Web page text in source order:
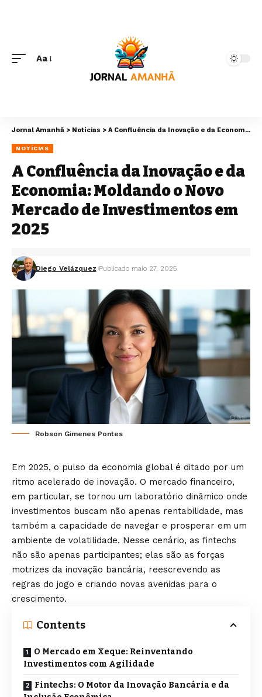
Aa
Jornal Amanhã > Notícias > A Confluência da Inovação e da Economia: Moldando o Novo Mercado de Investimentos em 2025
NOTÍCIAS
A Confluência da Inovação e da
Economia: Moldando o Novo
Mercado de Investimentos em
2025
Diego Velázquez Publicado maio 27, 2025
Robson Gimenes Pontes
Em 2025, o pulso da economia global é ditado por um
ritmo acelerado de inovação. O mercado financeiro,
em particular, se tornou um laboratório dinâmico onde
investimentos buscam não apenas rentabilidade, mas
também a capacidade de navegar e prosperar em um
ambiente de volatilidade. Nesse cenário, as fintechs
não são apenas participantes; elas são as forças
motrizes da inovação bancária, reescrevendo as
regras do jogo e criando novas avenidas para o
crescimento.
Contents
O Mercado em Xeque: Reinventando
Investimentos com Agilidade
Fintechs: O Motor da Inovação Bancária e da